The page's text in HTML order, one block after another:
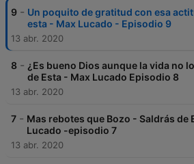
9 - Un poquito de gratitud con esa
esta - Max Lucado - Episodio 9
13 abr. 2020
8 - ¿Es bueno Dios aunque la vida no
de Esta - Max Lucado Episodio 8
13 abr. 2020
7 - Mas rebotes que Bozo - Saldrás de
Lucado -episodio 7
13 abr. 2020